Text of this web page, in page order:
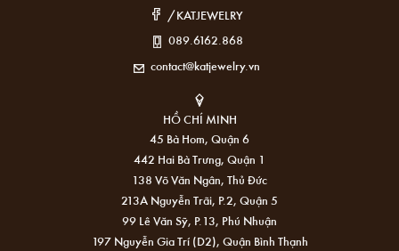
/KATJEWELRY
089.6162.868
contact@katjewelry.vn
HỒ CHÍ MINH
45 Bà Hom, Quận 6
442 Hai Bà Trưng, Quận 1
138 Võ Văn Ngân, Thủ Đức
213A Nguyễn Trãi, P.2, Quận 5
99 Lê Văn Sỹ, P.13, Phú Nhuận
197 Nguyễn Gia Trí (D2), Quận Bình Thạnh